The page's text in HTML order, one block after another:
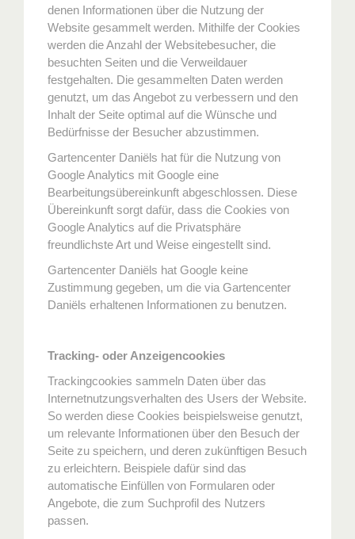
denen Informationen über die Nutzung der
Website gesammelt werden. Mithilfe der Cookies
werden die Anzahl der Websitebesucher, die
besuchten Seiten und die Verweildauer
festgehalten. Die gesammelten Daten werden
genutzt, um das Angebot zu verbessern und den
Inhalt der Seite optimal auf die Wünsche und
Bedürfnisse der Besucher abzustimmen.
Gartencenter Daniëls hat für die Nutzung von
Google Analytics mit Google eine
Bearbeitungsübereinkunft abgeschlossen. Diese
Übereinkunft sorgt dafür, dass die Cookies von
Google Analytics auf die Privatsphäre
freundlichste Art und Weise eingestellt sind.
Gartencenter Daniëls hat Google keine
Zustimmung gegeben, um die via Gartencenter
Daniëls erhaltenen Informationen zu benutzen.
Tracking- oder Anzeigencookies
Trackingcookies sammeln Daten über das
Internetnutzungsverhalten des Users der Website.
So werden diese Cookies beispielsweise genutzt,
um relevante Informationen über den Besuch der
Seite zu speichern, und deren zukünftigen Besuch
zu erleichtern. Beispiele dafür sind das
automatische Einfüllen von Formularen oder
Angebote, die zum Suchprofil des Nutzers
passen.